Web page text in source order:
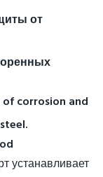
от
corrosion and
устанавливает